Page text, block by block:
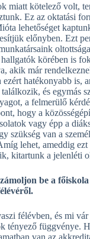
miatt kötelező volt,
Ez az oktatási
lehetőséget
előnyben. Ezt
hallgatók körében is
akik már
ezért hatékonyabb is,
és egymás
a felmerülő
hogy a
vagy épp a
szükség van a
lehet, ameddig
kitartunk a jelenléti
be a főiskola
félévben, és mi
tényező függvénye.
van az